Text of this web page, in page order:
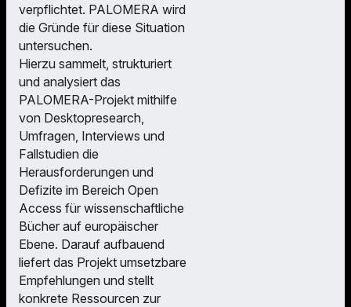
verpflichtet. PALOMERA wird
die Gründe für diese Situation
untersuchen.
Hierzu sammelt, strukturiert
und analysiert das
PALOMERA-Projekt mithilfe
von Desktopresearch,
Umfragen, Interviews und
Fallstudien die
Herausforderungen und
Defizite im Bereich Open
Access für wissenschaftliche
Bücher auf europäischer
Ebene. Darauf aufbauend
liefert das Projekt umsetzbare
Empfehlungen und stellt
konkrete Ressourcen zur